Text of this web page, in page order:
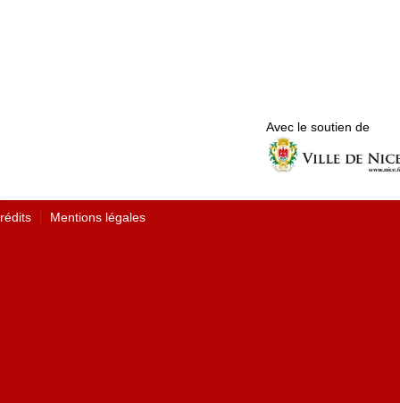
Avec le soutien de
Mentions légales